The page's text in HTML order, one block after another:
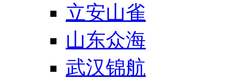
立安山雀
山东众海
武汉锦航